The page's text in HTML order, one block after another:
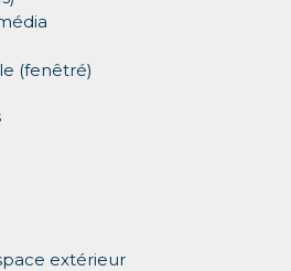
(fenêtré)
extérieur